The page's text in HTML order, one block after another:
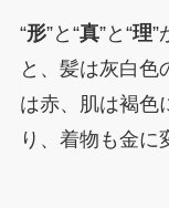
“形”と“真”と“理”
と、髪は灰白色
は赤、肌は褐色
り、着物も金に